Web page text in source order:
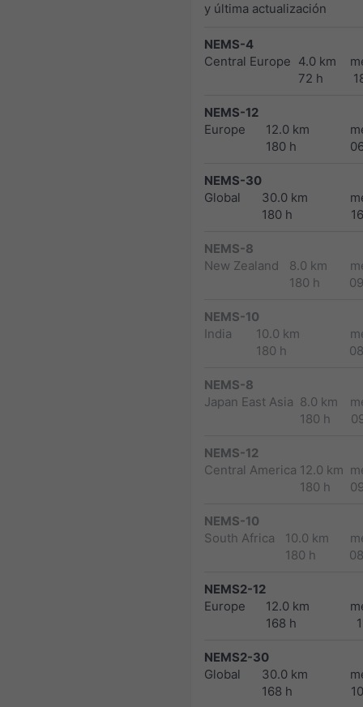
y última actualización
NEMS-4
Central Europe 4.0 km
72 h
NEMS-12
Europe
12.0 km
180 h
NEMS-30
Global
30.0 km
180 h
NEMS-8
New Zealand
8.0 km
180 h
NEMS-10
India
10.0 km
180 h
NEMS-8
Japan East Asia 8.0 km
180 h
NEMS-12
Central America 12.0 km
180 h
NEMS-10
South Africa
10.0 km
180 h
NEMS2-12
Europe
12.0 km
168 h
NEMS2-30
Global
30.0 km
168 h